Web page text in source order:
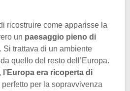
ricostruire come apparisse la
un paesaggio pieno di
. Si trattava di un ambiente
quello del resto dell’Europa.
l’Europa era ricoperta di
per la sopravvivenza